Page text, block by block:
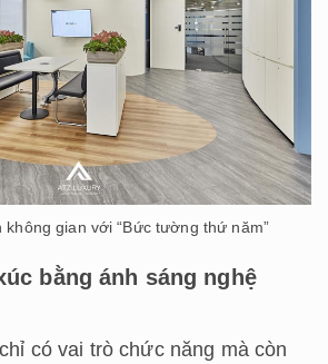
không gian với “Bức tường thứ năm”
bằng ánh sáng nghệ
có vai trò chức năng mà còn